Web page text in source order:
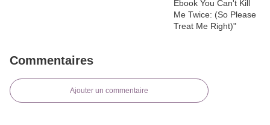
Commentaires
Ajouter un commentaire